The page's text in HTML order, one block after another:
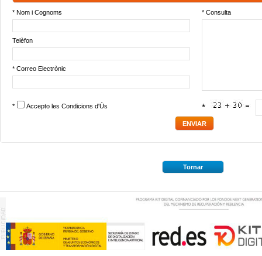
* Nom i Cognoms * Consulta
Telèfon
* Correo Electrònic
* Accepto les Condicions d'Ús *
Tornar